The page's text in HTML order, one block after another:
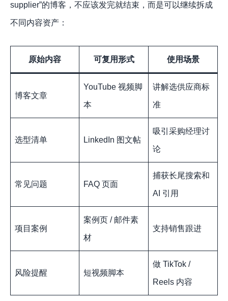
supplier”的博客，不应该发完就结束，而是可以继续拆成
不同内容资产：
原始内容 可复用形式 使用场景
博客文章
YouTube 视频脚
本
讲解选供应商标
准
选型清单 LinkedIn 图文帖
吸引采购经理讨
论
常见问题 FAQ 页面
捕获长尾搜索和
AI 引用
项目案例
案例页 / 邮件素
材
支持销售跟进
风险提醒 短视频脚本
做 TikTok /
Reels 内容